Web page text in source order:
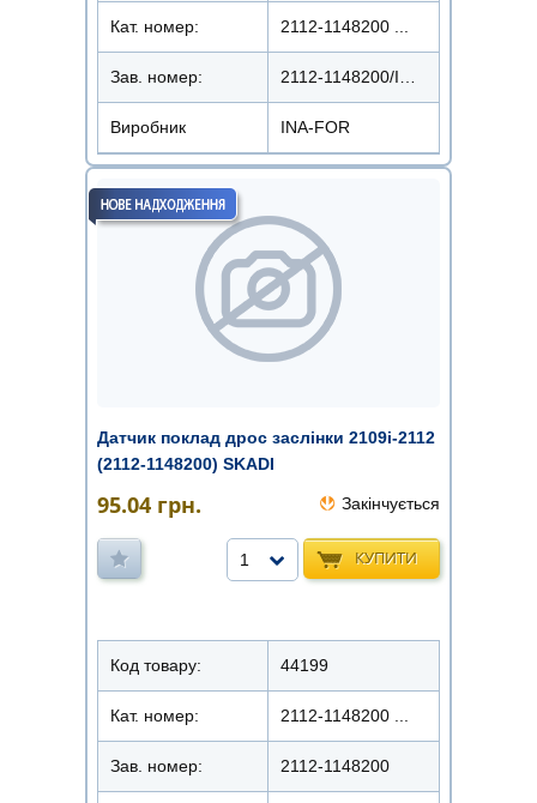
Кат. номер: 2112-1148200 ...
Зав. номер:
Виробник INA-FOR
Датчик поклад дрос заслінки 2109i-2112
(2112-1148200) SKADI
95.04 грн. Закінчується
КУПИТИ
1
Код товару: 44199
Кат. номер: 2112-1148200 ...
Зав. номер: 2112-1148200